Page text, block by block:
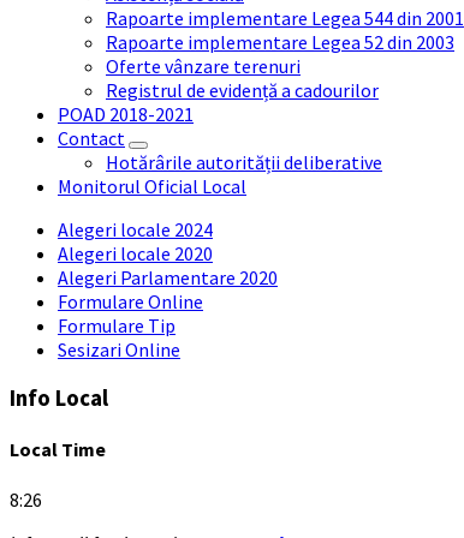
Rapoarte implementare Legea 544 din 2001
Rapoarte implementare Legea 52 din 2003
Oferte vânzare terenuri
Registrul de evidență a cadourilor
POAD 2018-2021
Contact
Hotărârile autorității deliberative
Monitorul Oficial Local
Alegeri locale 2024
Alegeri locale 2020
Alegeri Parlamentare 2020
Formulare Online
Formulare Tip
Sesizari Online
Info Local
Local Time
8:26